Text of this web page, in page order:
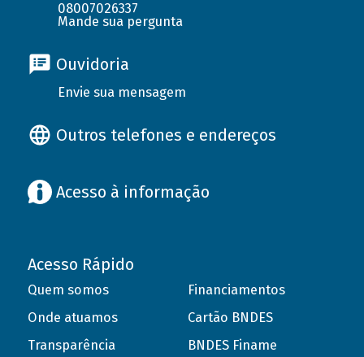
08007026337
Mande sua pergunta
Ouvidoria
Envie sua mensagem
Outros telefones e endereços
Acesso à informação
Acesso Rápido
Quem somos
Onde atuamos
Transparência
Financiamentos
Cartão BNDES
BNDES Finame